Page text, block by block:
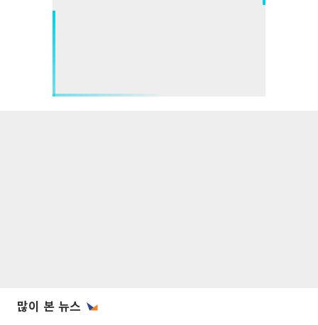
많이 본 뉴스